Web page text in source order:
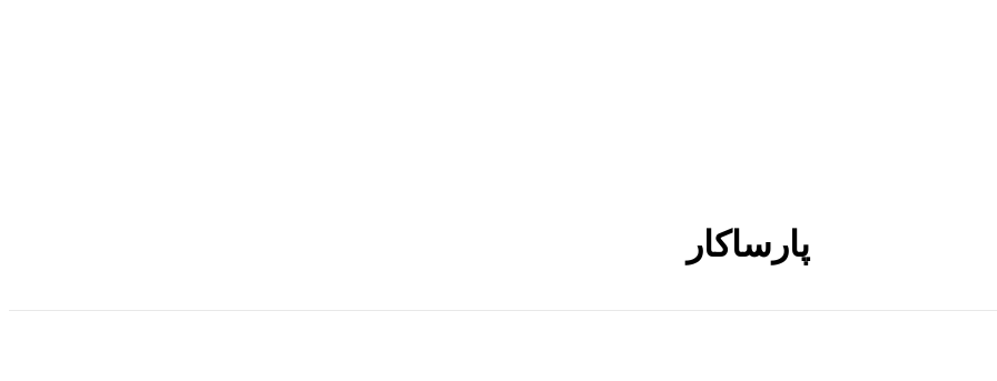
پارساکار